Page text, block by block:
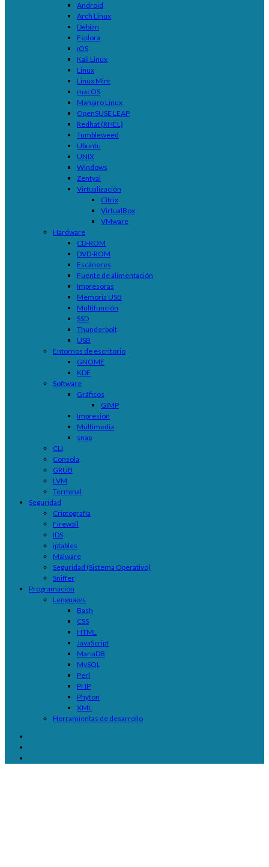
Android
Arch Linux
Debian
Fedora
iOS
Kali Linux
Linux
Linux Mint
macOS
Manjaro Linux
OpenSUSE LEAP
Redhat (RHEL)
Tumbleweed
Ubuntu
UNIX
Windows
Zentyal
Virtualización
Citrix
VirtualBox
VMware
Hardware
CD-ROM
DVD-ROM
Escáneres
Fuente de alimentación
Impresoras
Memoria USB
Multifunción
SSD
Thunderbolt
USB
Entornos de escritorio
GNOME
KDE
Software
Gráficos
GIMP
Impresión
Multimedia
snap
CLI
Consola
GRUB
LVM
Terminal
Seguridad
Criptografía
Firewall
IDS
iptables
Malware
Seguridad (Sistema Operativo)
Sniffer
Programación
Lenguajes
Bash
CSS
HTML
JavaScript
MariaDB
MySQL
Perl
PHP
Phyton
XML
Herramientas de desarrollo